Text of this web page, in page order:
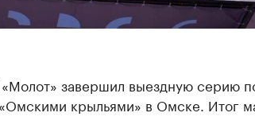
завершил выездную серию
крыльями» в Омске. Итог